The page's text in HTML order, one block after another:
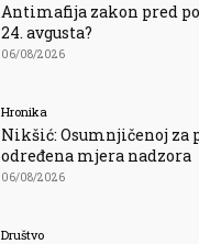
Antimafija zakon pred
24. avgusta?
06/08/2026
Hronika
Nikšić: Osumnjičenoj za
određena mjera nadzora
06/08/2026
Društvo